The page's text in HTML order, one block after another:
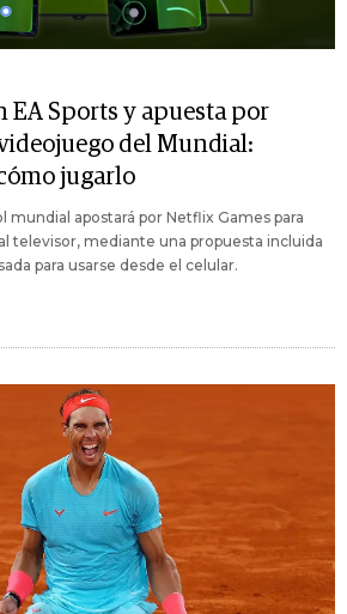
EA Sports y apuesta por
del Mundial:
jugarlo
apostará por Netflix Games para
televisor, mediante una propuesta incluida
para usarse desde el celular.